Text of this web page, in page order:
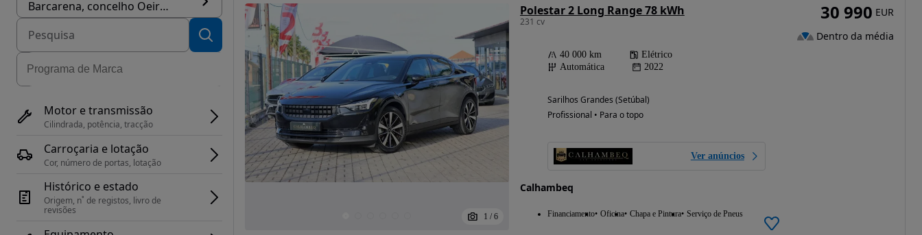
Barcarena, concelho Oeiras
Motor e transmissão
Cilindrada, potência, tracção
Carroçaria e lotação
Cor, número de portas, lotação
Histórico e estado
Origem, n˚ de registos, livro de
revisões
1 / 6
Polestar 2 Long Range 78 kWh
231 cv
40 000 km
Elétrico
Automática
2022
Sarilhos Grandes (Setúbal)
Profissional • Para o topo
Ver anúncios
Calhambeq
Financiamento Oficina Chapa e Pintura Serviço de Pneus
30 990 EUR
Dentro da média